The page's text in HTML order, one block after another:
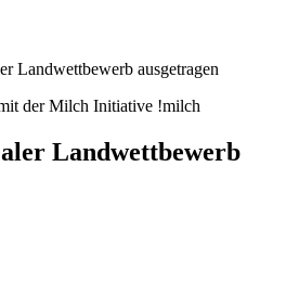
Landwettbewerb ausgetragen
der Milch Initiative !milch
Landwettbewerb